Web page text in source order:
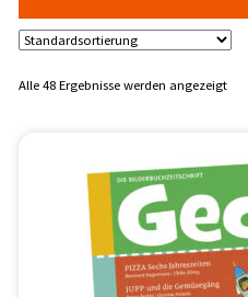
o
p
Alle 48 Ergebnisse werden angezeigt